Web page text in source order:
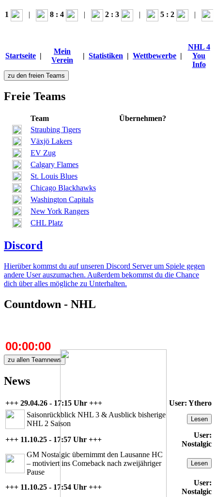
| 8 : 4 | 2 : 3 | 5 : 2 | 0
Startseite |
Mein
Verein
| Statistiken | Wettbewerbe |
NHL 4
You
Info
zu den freien Teams
Freie Teams
Team
Übernehmen?
Straubing Tigers
Växjö Lakers
EV Zug
Calgary Flames
St. Louis Blues
Chicago Blackhawks
Washington Capitals
New York Rangers
CHL Platz
Discord
Hierüber kommst du auf unseren Discord Server um Spiele gegen
andere User auszumachen. Außerdem bekommst du die Chance
dich über alles mögliche zu Unterhalten.
Countdown - NHL
00:00:00
zu allen Teamnews
News
+++ 29.04.26 - 17:15 Uhr +++
User: Ythero
Saisonrückblick NHL 3 & Ausblick bisherige
NHL 2 Saison
Lesen
+++ 11.10.25 - 17:57 Uhr +++
User:
Nostalgic
GM Nostalgic übernimmt den Lausanne HC
– motiviert ins Comeback nach zweijähriger
Pause
Lesen
+++ 11.10.25 - 17:54 Uhr +++
User:
Nostalgic